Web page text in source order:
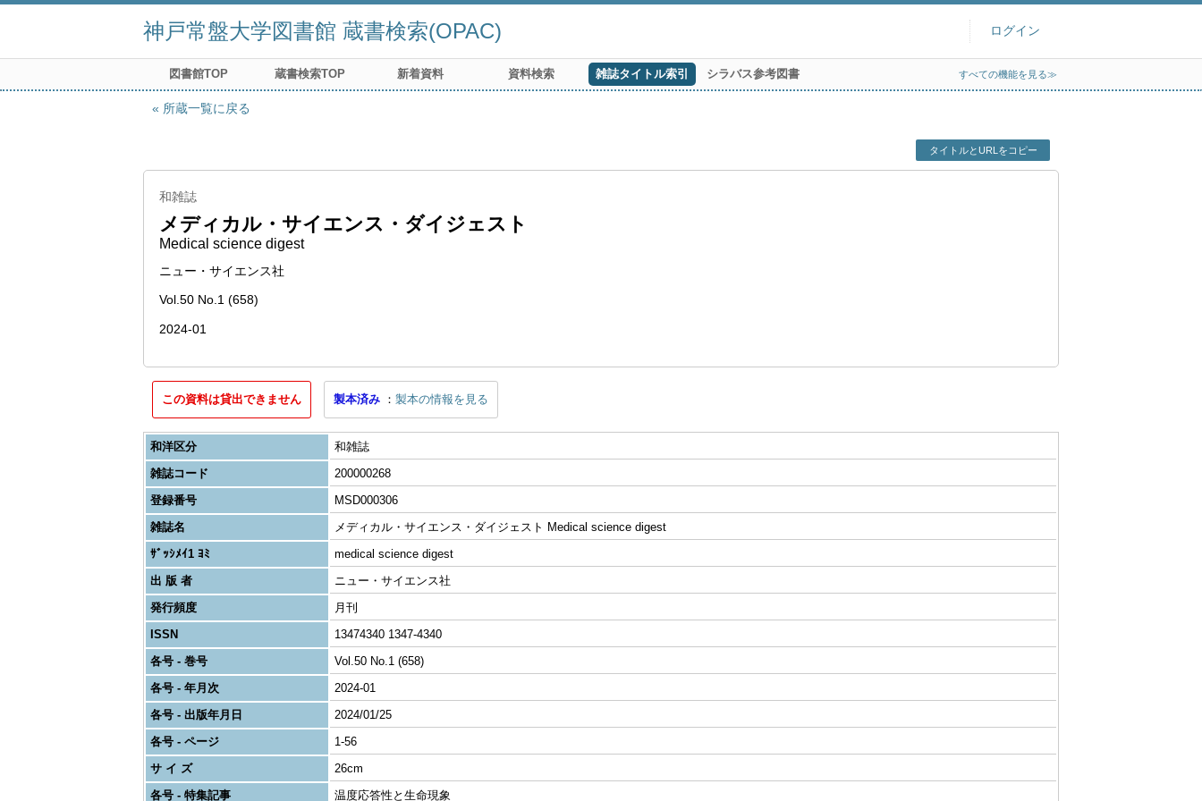
神戸常盤大学図書館 蔵書検索(OPAC) ログイン
図書館TOP 蔵書検索TOP 新着資料 資料検索 雑誌タイトル索引 シラバス参考図書 すべての機能を見る≫
所蔵一覧に戻る
タイトルとURLをコピー
和雑誌
メディカル・サイエンス・ダイジェスト
Medical science digest
ニュー・サイエンス社
Vol.50 No.1 (658)
2024-01
この資料は貸出できません 製本済み 製本の情報を見る
和洋区分
和雑誌
雑誌コード
200000268
登録番号
MSD000306
雑誌名
メディカル・サイエンス・ダイジェスト Medical science digest
ｻﾞｯｼﾒｲ1 ﾖﾐ
medical science digest
出 版 者
ニュー・サイエンス社
発行頻度
月刊
ISSN
13474340 1347-4340
各号 - 巻号
Vol.50 No.1 (658)
各号 - 年月次
2024-01
各号 - 出版年月日
2024/01/25
各号 - ページ
1-56
サ イ ズ
26cm
各号 - 特集記事
温度応答性と生命現象